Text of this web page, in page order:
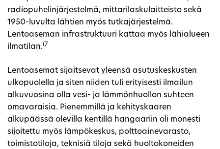
radiopuhelinjärjestelmä, mittarilaskulaitteisto sekä
1950-luvulta lähtien myös tutkajärjestelmä.
Lentoaseman infrastruktuuri kattaa myös lähialueen
ilmatilan.(7
Lentoasemat sijaitsevat yleensä asutuskeskusten
ulkopuolella ja siten niiden tuli erityisesti ilmailun
alkuvuosina olla vesi- ja lämmönhuollon suhteen
omavaraisia. Pienemmillä ja kehityskaaren
alkupäässä olevilla kentillä hangaariin oli monesti
sijoitettu myös lämpökeskus, polttoainevarasto,
toimistotiloja, teknisiä tiloja sekä huoltokoneiden